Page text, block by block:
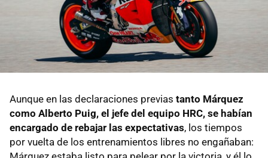
Aunque en las declaraciones previas tanto Márquez
como Alberto Puig, el jefe del equipo HRC, se habían
encargado de rebajar las expectativas, los tiempos
por vuelta de los entrenamientos libres no engañaban: